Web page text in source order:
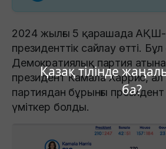
Қазақ тілінде
ба?
2024 жылғы 5 қарашада
президенттік сайлау өтті.
Демократиялық партия
президент Камала Харрис,
партиядан бұрынғы
үміткер болды.